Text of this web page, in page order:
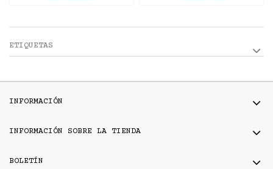
ETIQUETAS
INFORMACIÓN
INFORMACIÓN SOBRE LA TIENDA
BOLETÍN